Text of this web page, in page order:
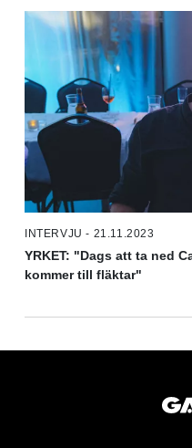
INTERVJU - 21.11.2023
YRKET: "Dags att ta ned
kommer till fläktar"